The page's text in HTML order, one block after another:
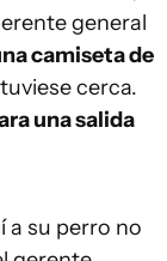
general
camiseta de
cerca.
una salida
a su perro no